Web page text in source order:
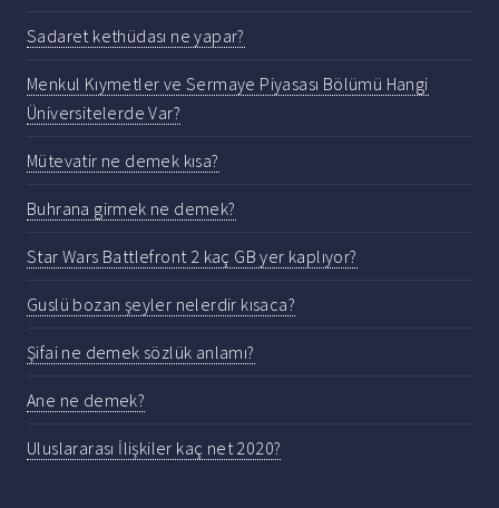
Sadaret kethüdası ne yapar?
Menkul Kıymetler ve Sermaye Piyasası Bölümü Hangi
Üniversitelerde Var?
Mütevatir ne demek kısa?
Buhrana girmek ne demek?
Star Wars Battlefront 2 kaç GB yer kaplıyor?
Guslü bozan şeyler nelerdir kısaca?
Şifai ne demek sözlük anlamı?
Ane ne demek?
Uluslararası İlişkiler kaç net 2020?